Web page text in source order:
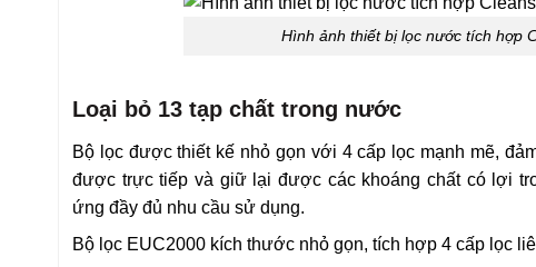
Hình ảnh thiết bị lọc nước tích hợp
Loại bỏ 13 tạp chất trong nước
Bộ lọc được thiết kế nhỏ gọn với 4 cấp lọc mạnh mẽ,
được trực tiếp và giữ lại được các khoáng chất có lợi
ứng đầy đủ nhu cầu sử dụng.
Bộ lọc EUC2000 kích thước nhỏ gọn, tích hợp 4 cấp lọc